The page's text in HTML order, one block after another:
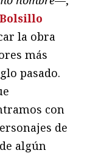
la obra
más
pasado.
con
de
algún